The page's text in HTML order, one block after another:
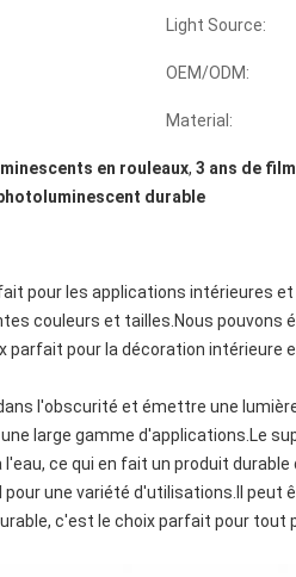
Light Source:
OEM/ODM:
Material:
en rouleaux, 3 ans de
durable
pour les applications intérieures
couleurs et tailles.Nous pouvons
pour la décoration intérieure
l'obscurité et émettre une
large gamme d'applications.Le
ce qui en fait un produit durable
une variété d'utilisations.Il peut
c'est le choix parfait pour